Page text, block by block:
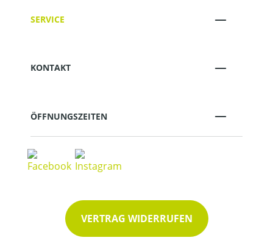
SERVICE
KONTAKT
ÖFFNUNGSZEITEN
VERTRAG WIDERRUFEN